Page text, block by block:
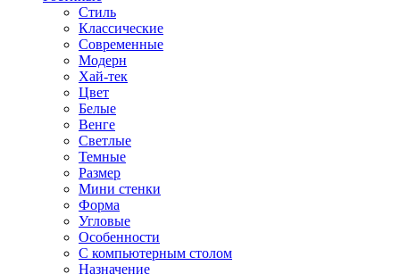
Стиль
Классические
Современные
Модерн
Хай-тек
Цвет
Белые
Венге
Светлые
Темные
Размер
Мини стенки
Форма
Угловые
Особенности
С компьютерным столом
Назначение